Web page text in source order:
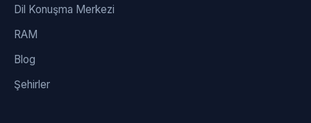
Dil Konuşma Merkezi
RAM
Blog
Şehirler